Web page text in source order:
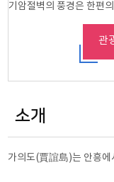
기암절벽의 풍경은 한편
관
소개
가의도(賈誼島)는 안흥에